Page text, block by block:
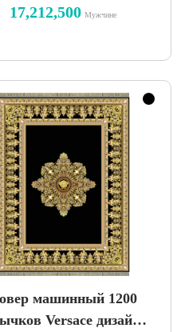
винтажный
17,212,500 Мужчине
машинный 1200
Versace дизайн